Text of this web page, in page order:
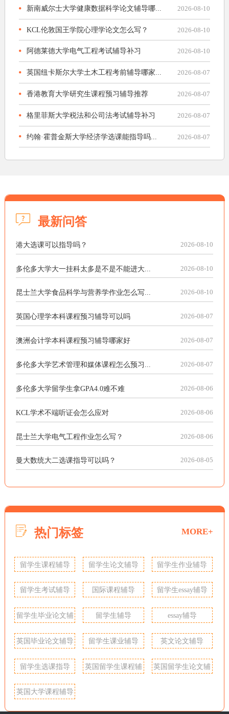
新南威尔士大学健康数据科学论文辅导哪... 2026-08-10
KCL伦敦国王学院心理学论文怎么写？ 2026-08-10
阿德莱德大学电气工程考试辅导补习 2026-08-10
英国纽卡斯尔大学土木工程考前辅导哪家... 2026-08-07
香港教育大学研究生课程预习辅导推荐 2026-08-07
格里菲斯大学税法和公司法考试辅导补习 2026-08-07
约翰·霍普金斯大学经济学选课能指导吗... 2026-08-07
最新问答
港大选课可以指导吗？ 2026-08-10
多伦多大学大一挂科太多是不是不能进大... 2026-08-10
昆士兰大学食品科学与营养学作业怎么写... 2026-08-10
英国心理学本科课程预习辅导可以吗 2026-08-07
澳洲会计学本科课程预习辅导哪家好 2026-08-07
多伦多大学艺术管理和媒体课程怎么预习... 2026-08-07
多伦多大学留学生拿GPA4.0难不难 2026-08-06
KCL学术不端听证会怎么应对 2026-08-06
昆士兰大学电气工程作业怎么写？ 2026-08-06
曼大数统大二选课指导可以吗？ 2026-08-05
热门标签 MORE+
留学生课程辅导 留学生论文辅导 留学生作业辅导
留学生考试辅导 国际课程辅导 留学生essay辅导
留学生毕业论文辅
留学生辅导 essay辅导
英国毕业论文辅导 留学生课业辅导 英文论文辅导
留学生选课指导
英国留学生课程辅
英国留学生论文辅
英国大学课程辅导